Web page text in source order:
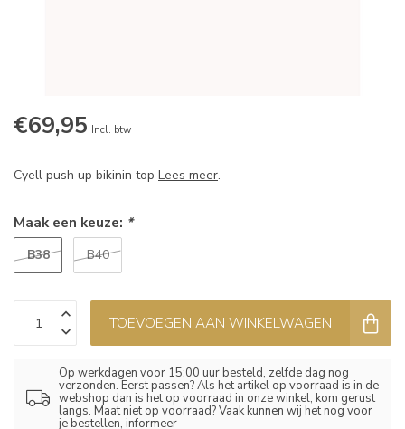
€69,95 Incl. btw
Cyell push up bikinin top Lees meer.
Maak een keuze: *
B38 B40
TOEVOEGEN AAN WINKELWAGEN
Op werkdagen voor 15:00 uur besteld, zelfde dag nog
verzonden. Eerst passen? Als het artikel op voorraad is in de
webshop dan is het op voorraad in onze winkel, kom gerust
langs. Maat niet op voorraad? Vaak kunnen wij het nog voor
je bestellen, informeer